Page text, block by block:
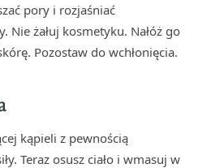
pory i rozjaśniać
Nie żałuj kosmetyku. Nałóż go
Pozostaw do wchłonięcia.
kąpieli z pewnością
Teraz osusz ciało i wmasuj w